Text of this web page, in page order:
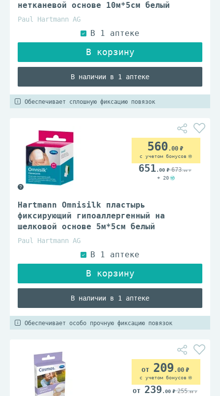
нетканевой основе 10м*5см белый
Paul Hartmann AG
В наличии в 1 аптеке
Обеспечивает сплошную фиксацию повязок
Hartmann Omnisilk пластырь
фиксирующий гипоаллергенный на
шелковой основе 5м*5см белый
Paul Hartmann AG
В наличии в 1 аптеке
560 .00
с учетом бонусов
651 .00 673.00
+ 20
Обеспечивает особо прочную фиксацию повязок
209 .00
с учетом бонусов
239 .00 255.00